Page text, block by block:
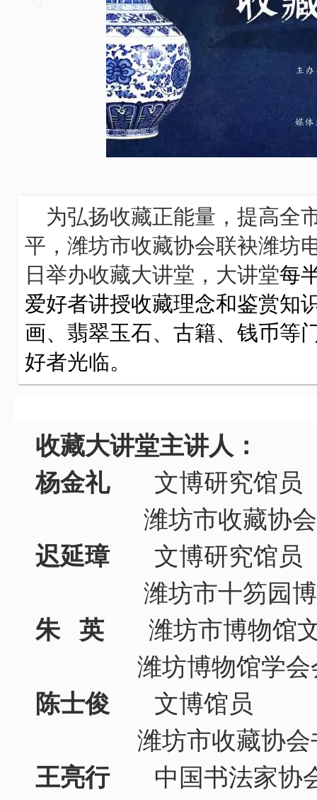
为弘扬收藏正能量，提高全
平，潍坊市收藏协会联袂潍坊
日举办收藏大讲堂，大讲堂每
爱好者讲授收藏理念和鉴赏知
画、翡翠玉石、古籍、钱币等
好者光临。
收藏大讲堂主讲人：
杨金礼
文博研究馆员
潍坊市收藏协会
迟延璋
文博研究馆员
潍坊市十笏园博
朱 英
潍坊市博物馆
潍坊博物馆学会
陈士俊
文博馆员
潍坊市收藏协会书
王亮行
中国书法家协